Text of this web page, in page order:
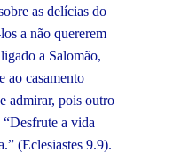
as delícias do
a não quererem
a Salomão,
ao casamento
admirar, pois outro
a vida
(Eclesiastes 9.9).